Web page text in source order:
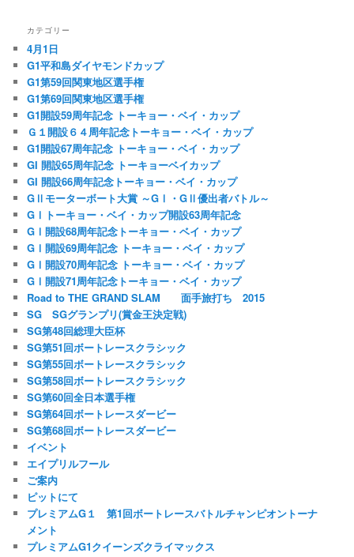
カテゴリー
4月1日
G1平和島ダイヤモンドカップ
G1第59回関東地区選手権
G1第69回関東地区選手権
G1開設59周年記念 トーキョー・ベイ・カップ
Ｇ１開設６４周年記念トーキョー・ベイ・カップ
G1開設67周年記念 トーキョー・ベイ・カップ
GI 開設65周年記念 トーキョーベイカップ
GI 開設66周年記念トーキョー・ベイ・カップ
GⅡモーターボート大賞 ～GⅠ・GⅡ優出者バトル～
GⅠトーキョー・ベイ・カップ開設63周年記念
GⅠ開設68周年記念トーキョー・ベイ・カップ
GⅠ開設69周年記念 トーキョー・ベイ・カップ
GⅠ開設70周年記念 トーキョー・ベイ・カップ
GⅠ開設71周年記念トーキョー・ベイ・カップ
Road to THE GRAND SLAM 面手旅打ち 2015
SG SGグランプリ(賞金王決定戦)
SG第48回総理大臣杯
SG第51回ボートレースクラシック
SG第55回ボートレースクラシック
SG第58回ボートレースクラシック
SG第60回全日本選手権
SG第64回ボートレースダービー
SG第68回ボートレースダービー
イベント
エイプリルフール
ご案内
ピットにて
プレミアムG１ 第1回ボートレースバトルチャンピオントーナ
メント
プレミアムG1クイーンズクライマックス